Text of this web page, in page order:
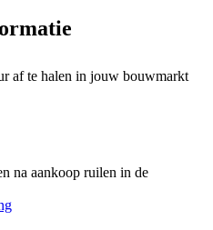
af te halen in jouw bouwmarkt
na aankoop ruilen in de